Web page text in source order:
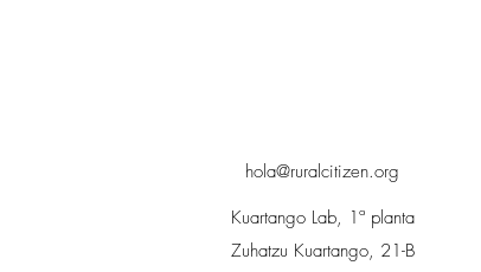
hola@ruralcitizen.org
Kuartango Lab, 1ª planta
Zuhatzu Kuartango, 21-B